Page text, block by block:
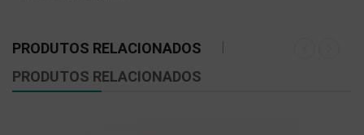
PRODUTOS RELACIONADOS
PRODUTOS RELACIONADOS